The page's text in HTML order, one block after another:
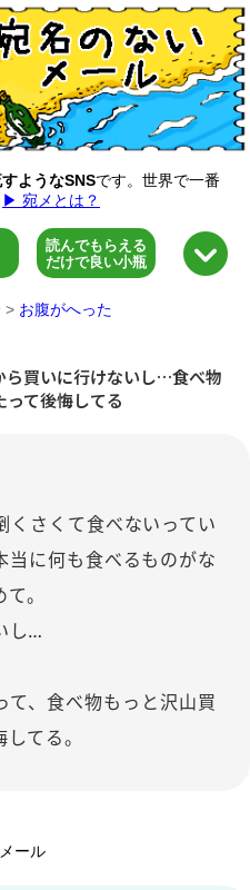
ようなSNSです。世界で一番
▶ 宛メとは？
読んでもらえる
だけで良い小瓶
> お腹がへった
買いに行けないし…食べ物
て後悔してる
くさくて食べないってい
当に何も食べるものがな
。
し…
て、食べ物もっと沢山買
てる。
ール